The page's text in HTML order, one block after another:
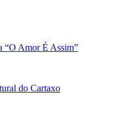
“O Amor É Assim”
do Cartaxo